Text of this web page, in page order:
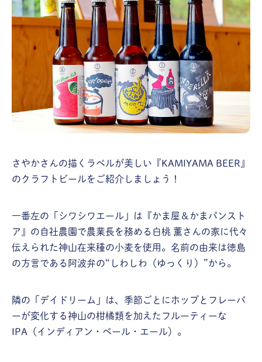
さやかさんの描くラベルが美しい『KAMIYAMA BEER』
のクラフトビールをご紹介しましょう！
一番左の「シワシワエール」は『かま屋＆かまパンスト
ア』の自社農園で農業長を務める白桃 薫さんの家に代々
伝えられた神山在来種の小麦を使用。名前の由来は徳島
の方言である阿波弁の“しわしわ（ゆっくり）”から。
隣の「デイドリーム」は、季節ごとにホップとフレーバ
ーが変化する神山の柑橘類を加えたフルーティーな
IPA（インディアン・ペール・エール）。